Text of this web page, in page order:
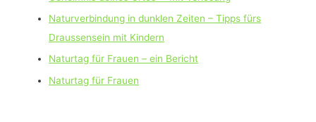
Naturverbindung in dunklen Zeiten – Tipps fürs
Draussensein mit Kindern
Naturtag für Frauen – ein Bericht
Naturtag für Frauen